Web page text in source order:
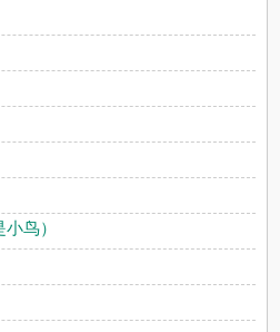
鸟）